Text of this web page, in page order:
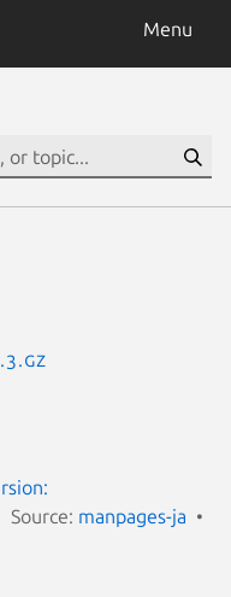
Menu
Source: manpages-ja